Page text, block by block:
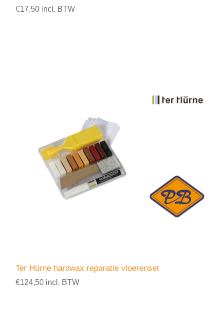
€17,50 incl. BTW
Ter Hürne hardwax reparatie vloerenset
€124,50 incl. BTW